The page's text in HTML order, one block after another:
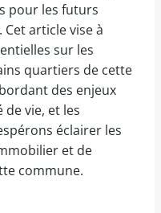
pour les futurs
article vise à
sur les
quartiers de cette
des enjeux
vie, et les
éclairer les
et de
commune.